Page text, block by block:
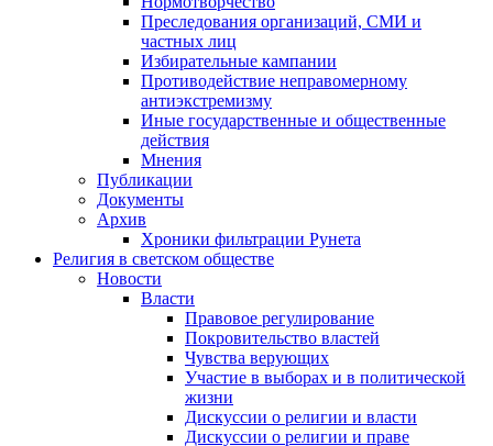
Преследования организаций, СМИ и
частных лиц
Избирательные кампании
Противодействие неправомерному
антиэкстремизму
Иные государственные и общественные
действия
Мнения
Публикации
Документы
Архив
Хроники фильтрации Рунета
Религия в светском обществе
Новости
Власти
Правовое регулирование
Покровительство властей
Чувства верующих
Участие в выборах и в политической
жизни
Дискуссии о религии и власти
Дискуссии о религии и праве